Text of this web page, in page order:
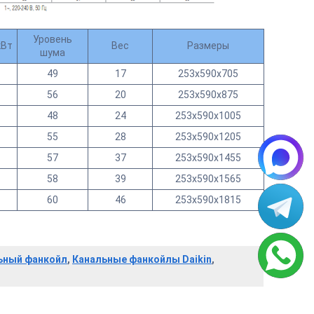
Уровень
шума
Вес Размеры
49 17
253x590x705
56
20
253х590х875
48
24
253х590х1005
55
28
253х590х1205
57
37
253х590х1455
58
39
253х590х1565
60
46 253х590х1815
фанкойл, Канальные фанкойлы Daikin,